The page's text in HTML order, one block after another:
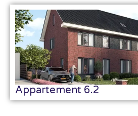
Appartement 6.2